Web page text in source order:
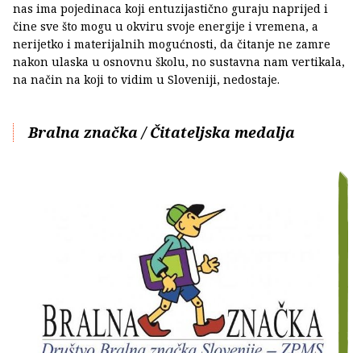
nas ima pojedinaca koji entuzijastično guraju naprijed i
čine sve što mogu u okviru svoje energije i vremena, a
nerijetko i materijalnih mogućnosti, da čitanje ne zamre
nakon ulaska u osnovnu školu, no sustavna nam vertikala,
na način na koji to vidim u Sloveniji, nedostaje.
Bralna značka / Čitateljska medalja